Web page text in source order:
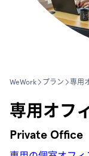
WeWork プラン 専用
専用オフ
Private Office